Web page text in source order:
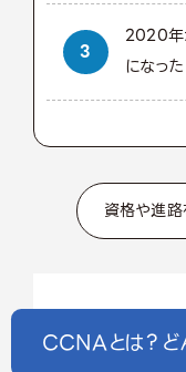
2020年
になった
資格や進路
CCNAとは？ど